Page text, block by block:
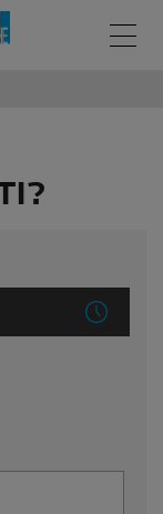
Menù